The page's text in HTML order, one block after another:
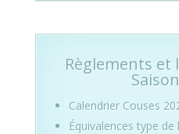
Règlements et
Calendrier Couses
Équivalences type